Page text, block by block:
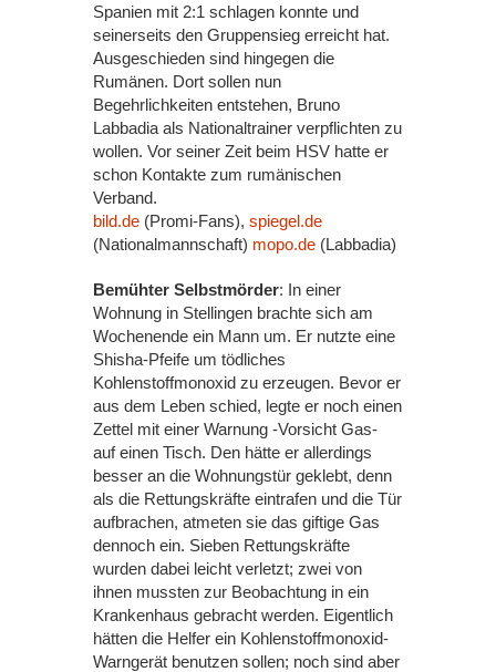
Spanien mit 2:1 schlagen konnte und
seinerseits den Gruppensieg erreicht hat.
Ausgeschieden sind hingegen die
Rumänen. Dort sollen nun
Begehrlichkeiten entstehen, Bruno
Labbadia als Nationaltrainer verpflichten zu
wollen. Vor seiner Zeit beim HSV hatte er
schon Kontakte zum rumänischen
Verband.
bild.de (Promi-Fans), spiegel.de
(Nationalmannschaft) mopo.de (Labbadia)
Bemühter Selbstmörder: In einer
Wohnung in Stellingen brachte sich am
Wochenende ein Mann um. Er nutzte eine
Shisha-Pfeife um tödliches
Kohlenstoffmonoxid zu erzeugen. Bevor er
aus dem Leben schied, legte er noch einen
Zettel mit einer Warnung -Vorsicht Gas-
auf einen Tisch. Den hätte er allerdings
besser an die Wohnungstür geklebt, denn
als die Rettungskräfte eintrafen und die Tür
aufbrachen, atmeten sie das giftige Gas
dennoch ein. Sieben Rettungskräfte
wurden dabei leicht verletzt; zwei von
ihnen mussten zur Beobachtung in ein
Krankenhaus gebracht werden. Eigentlich
hätten die Helfer ein Kohlenstoffmonoxid-
Warngerät benutzen sollen; noch sind aber